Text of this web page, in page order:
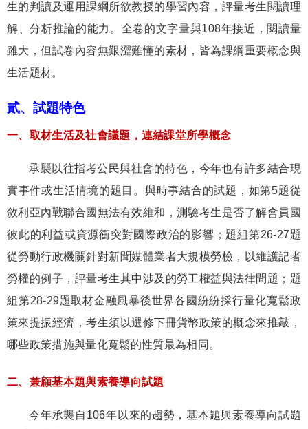
生的判讀及運用課綱所欲教授的學習內容，評量考生閱讀理
解、分析推論的能力。全卷的文字量與108年接近，閱讀量
雖大，但試卷內容無艱澀難懂的素材，皆為課綱重要概念與
生活題材。
貳、試題特色
一、取材生活及社會議題，連結課堂所學概念
承襲以往指考公民與社會的特色，今年也有許多結合現
實事件或生活情境的題目。與時事結合的試題，如第5題從
敘利亞內戰聯合國無法有效維和，測驗考生是否了解會員國
彼此的利益或資源衝突對國際政治的影響；題組第26-27題
從勞動行政機關針對新聞媒體業者大規模勞檢，以維護記者
勞權的例子，評量考生其中涉及的勞工權益與法律問題；題
組第28-29題取材金融風暴後世界各國紛紛採行量化寬鬆政
策來提振經濟，考生須以選修下冊貨幣政策的概念來推敲，
哪些政策措施與量化寬鬆的性質最為相同。
二、兼顧基本題與素養導向試題
今年承襲自 106年以來的趨勢，基本題與素養導向試題